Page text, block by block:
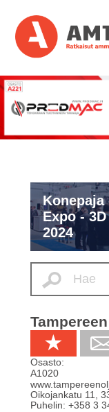
Expo -
2024
Osasto:
A1020
Oikojankatu 11
Puhelin: +358 3